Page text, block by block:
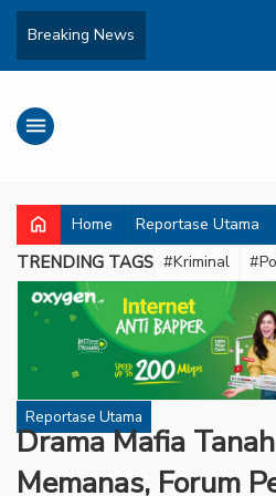
Breaking News
menu
home Home Reportase Utama
TRENDING TAGS #Kriminal
Reportase Utama
Drama Mafia
Memanas, Forum